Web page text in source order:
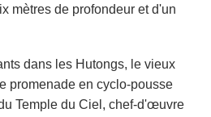
mètres de profondeur et d'un
dans les Hutongs, le vieux
promenade en cyclo-pousse
Temple du Ciel, chef-d'œuvre